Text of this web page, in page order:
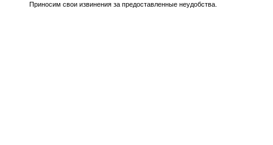
Приносим свои извинения за предоставленные неудобства.